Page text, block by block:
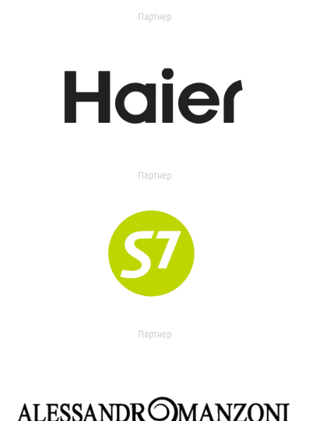
Партнер
Партнер
Партнер